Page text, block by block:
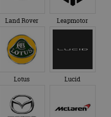
Land Rover Leapmotor
Lotus Lucid